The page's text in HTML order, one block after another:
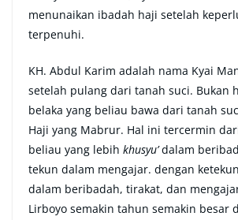
menunaikan ibadah haji setelah
terpenuhi.
KH. Abdul Karim adalah nama Kyai
setelah pulang dari tanah suci. Bukan
belaka yang beliau bawa dari tanah
Haji yang Mabrur. Hal ini tercermin
beliau yang lebih khusyu’dalam
tekun dalam mengajar. dengan
dalam beribadah, tirakat, dan
Lirboyo semakin tahun semakin besar